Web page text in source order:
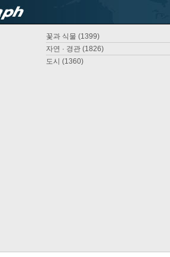
꽃과 식물 (1399)
자연 · 경관 (1826)
도시 (1360)